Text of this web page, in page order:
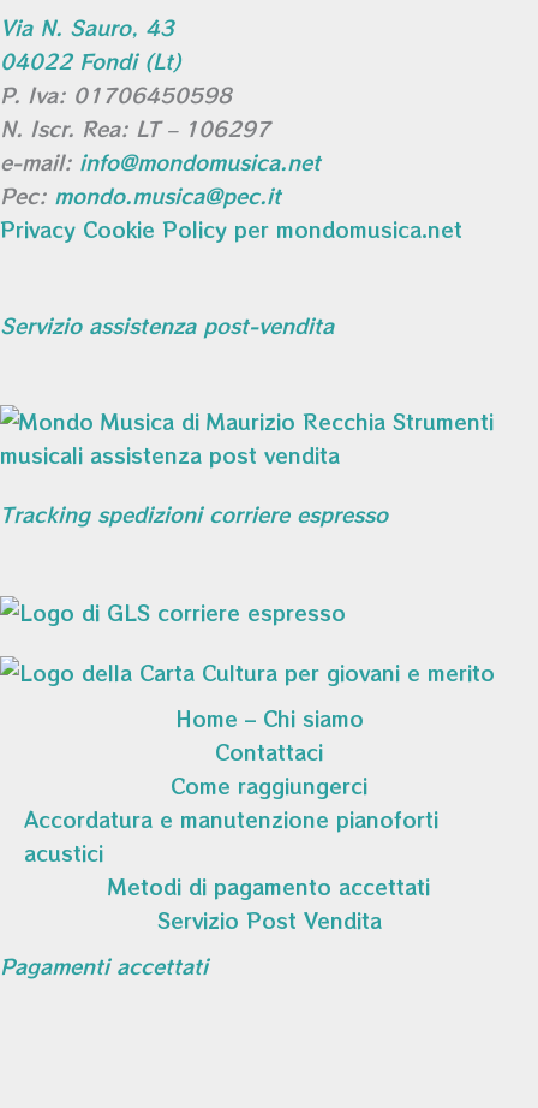
Via N. Sauro, 43
04022 Fondi (Lt)
P. Iva: 01706450598
N. Iscr. Rea: LT – 106297
e-mail: info@mondomusica.net
Pec: mondo.musica@pec.it
Privacy Cookie Policy per mondomusica.net
Servizio assistenza post-vendita
Tracking spedizioni corriere espresso
Home – Chi siamo
Contattaci
Come raggiungerci
Accordatura e manutenzione pianoforti
acustici
Metodi di pagamento accettati
Servizio Post Vendita
Pagamenti accettati